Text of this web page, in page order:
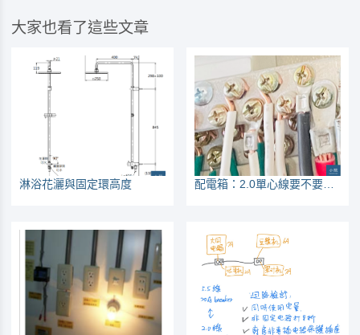
大家也看了這些文章
淋浴花灑與固定環高度